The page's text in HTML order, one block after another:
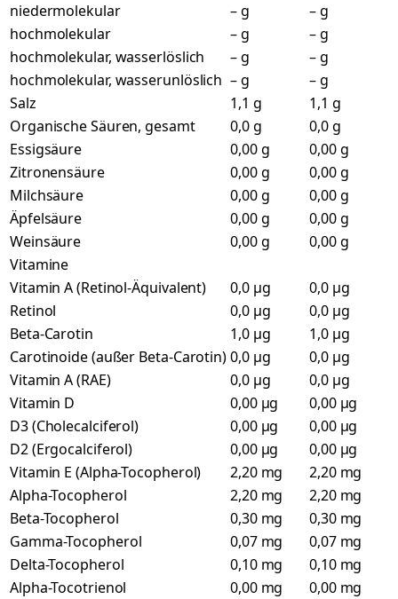
niedermolekular
– g
– g
hochmolekular
– g
– g
hochmolekular, wasserlöslich
– g
– g
hochmolekular, wasserunlöslich – g
– g
Salz
1,1 g
1,1 g
Organische Säuren, gesamt
0,0 g
0,0 g
Essigsäure
0,00 g
0,00 g
Zitronensäure
0,00 g
0,00 g
Milchsäure
0,00 g
0,00 g
Äpfelsäure
0,00 g
0,00 g
Weinsäure
0,00 g
0,00 g
Vitamine
Vitamin A (Retinol-Äquivalent)
0,0 µg
0,0 µg
Retinol
0,0 µg
0,0 µg
Beta-Carotin
1,0 µg
1,0 µg
Carotinoide (außer Beta-Carotin)0,0 µg
0,0 µg
Vitamin A (RAE)
0,0 µg
0,0 µg
Vitamin D
0,00 µg
0,00 µg
D3 (Cholecalciferol)
0,00 µg
0,00 µg
D2 (Ergocalciferol)
0,00 µg
0,00 µg
Vitamin E (Alpha-Tocopherol)
2,20 mg
2,20 mg
Alpha-Tocopherol
2,20 mg
2,20 mg
Beta-Tocopherol
0,30 mg
0,30 mg
Gamma-Tocopherol
0,07 mg
0,07 mg
Delta-Tocopherol
0,10 mg
0,10 mg
Alpha-Tocotrienol
0,00 mg
0,00 mg